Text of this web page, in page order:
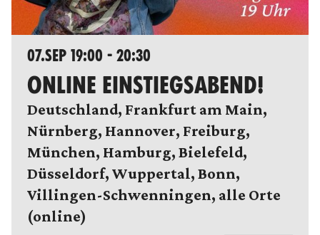
07.SEP 19:00 - 20:30
ONLINE EINSTIEGSABEND!
Deutschland, Frankfurt am Main,
Nürnberg, Hannover, Freiburg,
München, Hamburg, Bielefeld,
Düsseldorf, Wuppertal, Bonn,
Villingen-Schwenningen, alle Orte
(online)